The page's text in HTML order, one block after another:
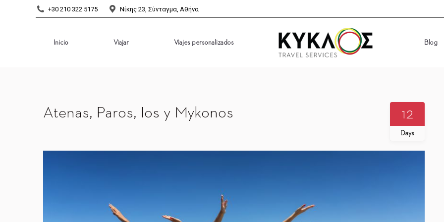
+30 210 322 5175 Νίκης 23, Σύνταγμα, Αθήνα
Inicio Viajar Viajes personalizados Blog
Atenas, Paros, Ios y Mykonos 12
Days